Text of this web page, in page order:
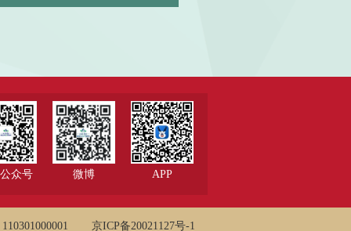
众号 微博 APP
京ICP备20021127号-1